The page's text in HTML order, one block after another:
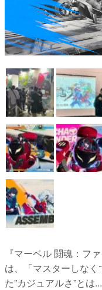
カテゴリ
特集記事
マンガ
女性向け
アプリレビュー
その他
電ファミニコゲーマー
運営：株式会社マレ
『マーベル 闘魂：フ
は、「マスターしな
た”カジュアルさ”とは...